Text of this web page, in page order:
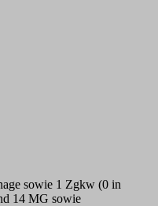
sowie 1 Zgkw (0 in
14 MG sowie